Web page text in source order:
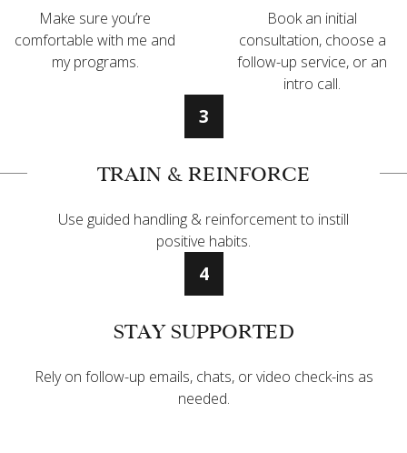
Make sure you’re
comfortable with me and
my programs.
Book an initial
consultation, choose a
follow-up service, or an
intro call.
3
TRAIN & REINFORCE
Use guided handling & reinforcement to instill
positive habits.
4
STAY SUPPORTED
Rely on follow-up emails, chats, or video check-ins as
needed.